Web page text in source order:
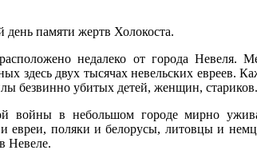
памяти жертв Холокоста.
недалеко от города Невеля.
здесь двух тысячах невельских евреев.
безвинно убитых детей, женщин, стариков.
войны в небольшом городе мирно
евреи, поляки и белорусы, литовцы и
Невеле.